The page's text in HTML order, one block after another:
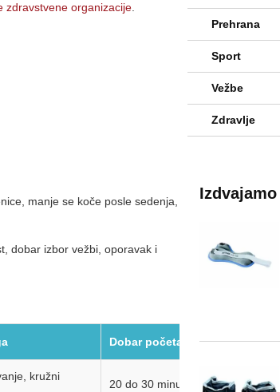
zdravstvene organizacije
manje se koče posle sedenja,
dobar izbor vežbi, oporavak i
Dobar početak
kružni
20 do 30 minuta, 3 puta nedeljno
Prehrana
Sport
Vežbe
Zdravlje